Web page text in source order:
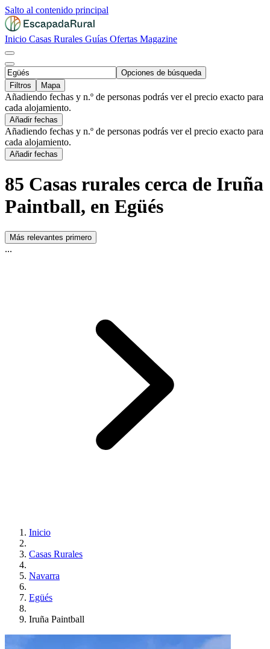
Salto al contenido principal
Inicio Casas Rurales Guías Ofertas Magazine
Opciones de búsqueda
Filtros
Mapa
Añadiendo fechas y n.º de personas podrás ver el precio exacto para
cada alojamiento.
Añadir fechas
Añadiendo fechas y n.º de personas podrás ver el precio exacto para
cada alojamiento.
Añadir fechas
85 Casas rurales cerca de Iruña
Paintball, en Egüés
Más relevantes primero
...
Inicio
Casas Rurales
Navarra
Egüés
Iruña Paintball